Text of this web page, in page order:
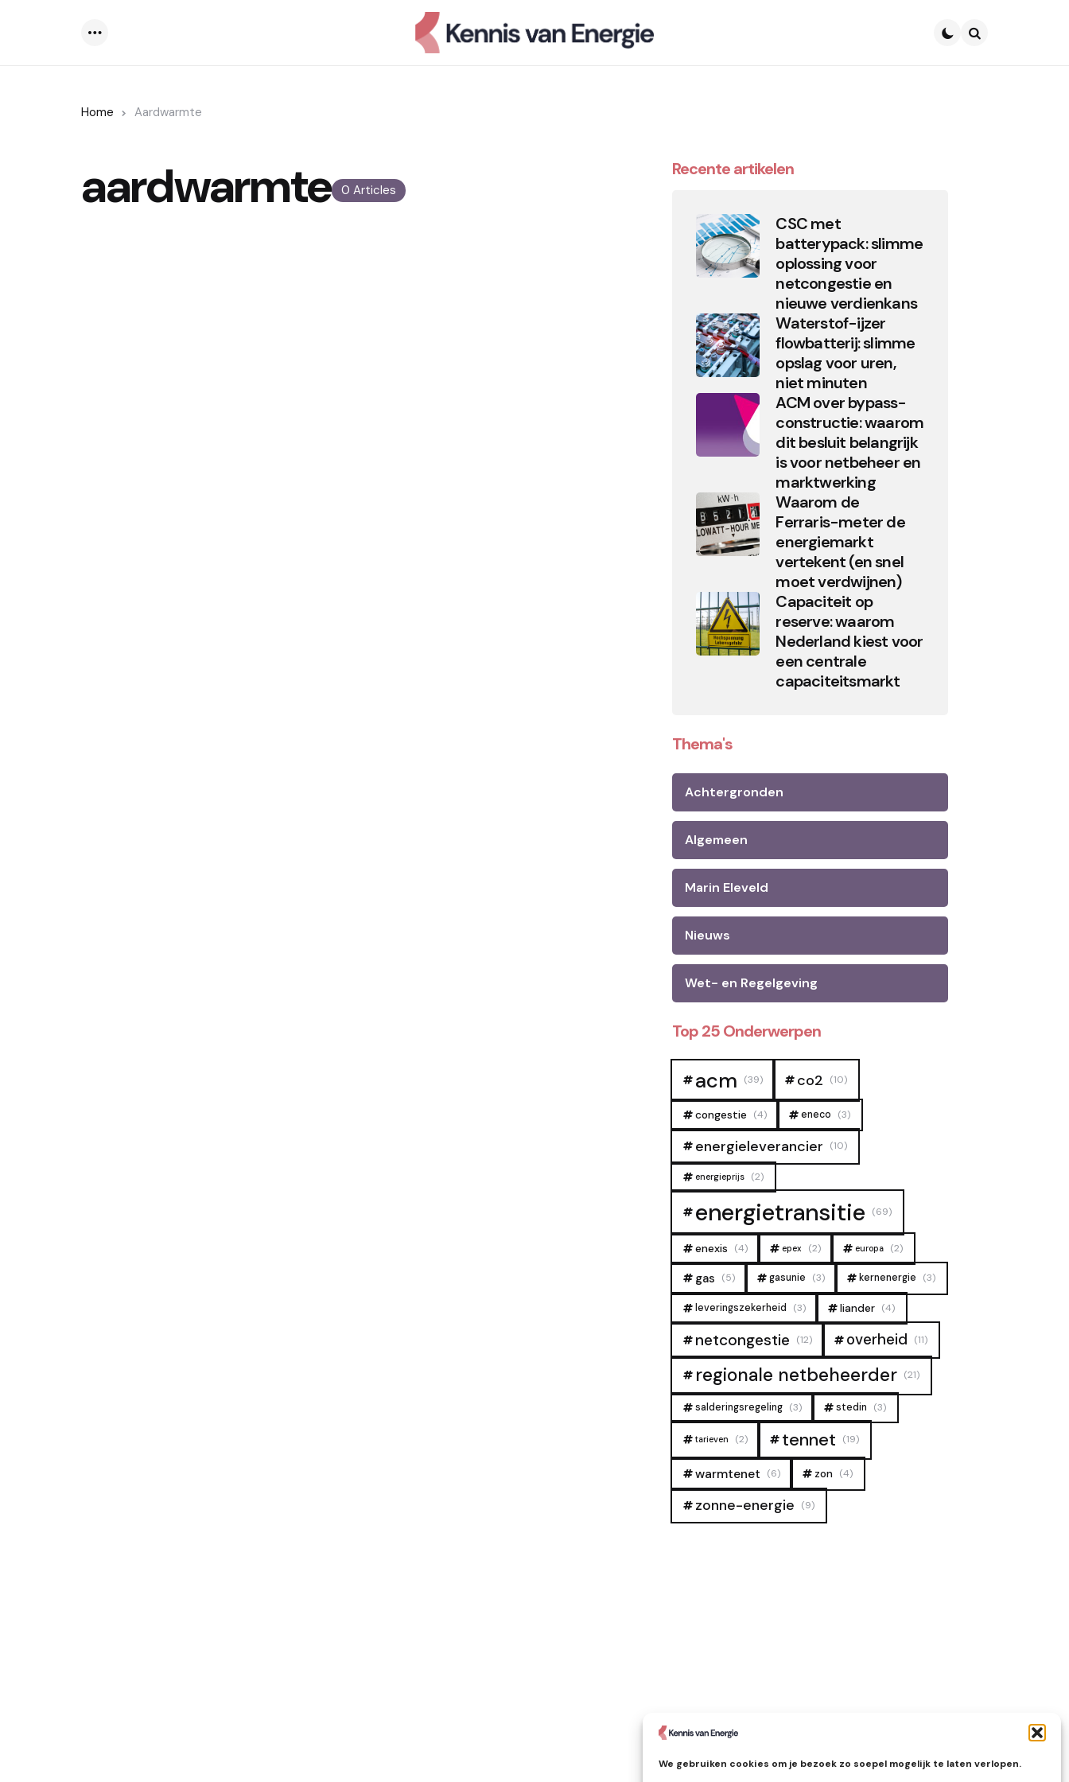
We gebruiken cookies om je bezoek zo soepel mogelijk te laten verlopen.
Home Aardwarmte
0 Articles
aardwarmte Recente artikelen
CSC met
batterypack: slimme
oplossing voor
netcongestie en
nieuwe verdienkans
Waterstof-ijzer
flowbatterij: slimme
opslag voor uren,
niet minuten
ACM over bypass-
constructie: waarom
dit besluit belangrijk
is voor netbeheer en
marktwerking
Waarom de
Ferraris-meter de
energiemarkt
vertekent (en snel
moet verdwijnen)
Capaciteit op
reserve: waarom
Nederland kiest voor
een centrale
capaciteitsmarkt
Thema's
Achtergronden
Algemeen
Marin Eleveld
Nieuws
Wet- en Regelgeving
Top 25 Onderwerpen
acm (39) co2 (10)
congestie (4) eneco (3)
energieleverancier (10)
energieprijs (2)
energietransitie (69)
enexis (4) epex (2) europa (2)
gas (5) gasunie (3) kernenergie (3)
leveringszekerheid (3) liander (4)
netcongestie (12) overheid (11)
regionale netbeheerder (21)
salderingsregeling (3) stedin (3)
tarieven (2) tennet (19)
warmtenet (6) zon (4)
zonne-energie (9)